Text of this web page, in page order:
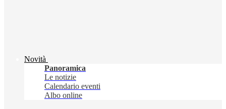
Novità
Panoramica
Le notizie
Calendario eventi
Albo online